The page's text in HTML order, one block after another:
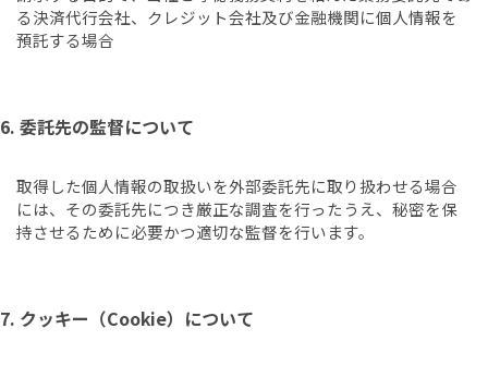
る決済代行会社、クレジット会社及び金融機関に個人情報を
預託する場合
6. 委託先の監督について
取得した個人情報の取扱いを外部委託先に取り扱わせる場合
には、その委託先につき厳正な調査を行ったうえ、秘密を保
持させるために必要かつ適切な監督を行います。
7. クッキー（Cookie）について